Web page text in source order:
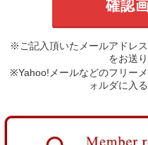
※ご記入頂いたメールアドレ
をお送
※Yahoo!メールなどのフリー
ォルダに入